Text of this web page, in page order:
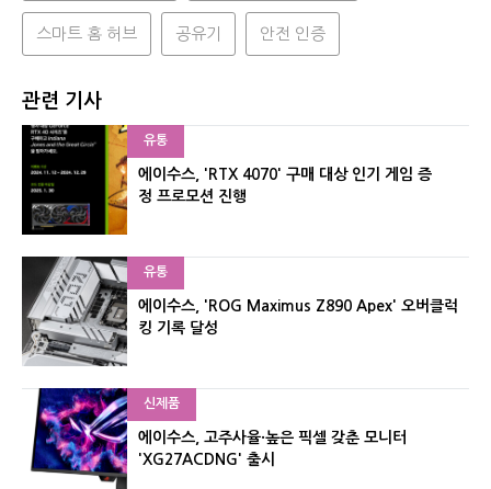
스마트 홈 허브 공유기 안전 인증
관련 기사
유통
에이수스, 'RTX 4070' 구매 대상 인기 게임 증
정 프로모션 진행
유통
에이수스, 'ROG Maximus Z890 Apex' 오버클럭
킹 기록 달성
신제품
에이수스, 고주사율·높은 픽셀 갖춘 모니터
'XG27ACDNG' 출시